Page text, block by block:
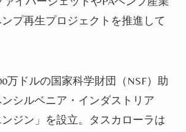
プ再生プロジェクトを推進して
万ドルの国家科学財団（NSF）助
シルベニア・インダストリア
ジン」を設立。 タスカローラは